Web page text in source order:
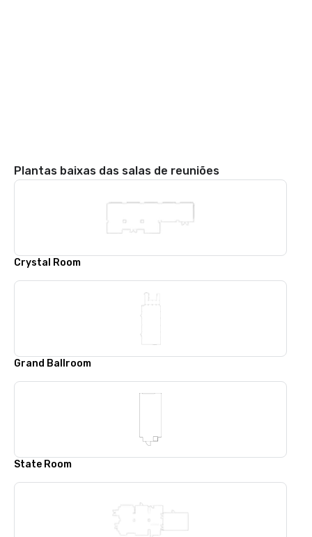
Plantas baixas das salas de reuniões
Crystal Room
Grand Ballroom
State Room